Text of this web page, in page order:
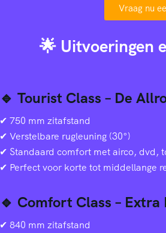
Vraag nu
🌟 Uitvoeringen
🔹 Tourist Class – De
✔ 750 mm zitafstand
✔ Verstelbare rugleuning (30°)
✔ Standaard comfort met airco, dvd,
✔ Perfect voor korte tot middellange
🔹 Comfort Class –
✔ 840 mm zitafstand